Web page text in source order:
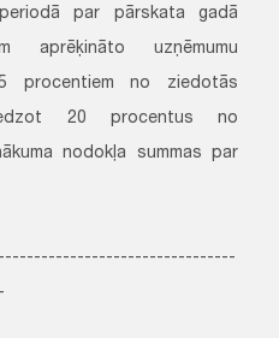
par pārskata gadā
aprēķināto uzņēmumu
procentiem no ziedotās
20 procentus no
nodokļa summas par